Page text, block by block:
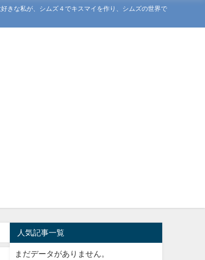
人気記事一覧
まだデータがありません。